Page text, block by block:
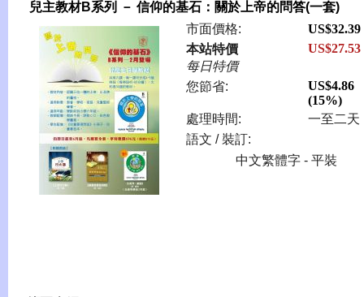
兒主教材B系列 － 信仰的基石：關於上帝的問答(一套)
市面價格:
US$32.39
本站特價
每日特價
US$27.53
您節省:
US$4.86
(15%)
處理時間:
一至二天
語文 / 裝訂:
中文繁體字 - 平裝